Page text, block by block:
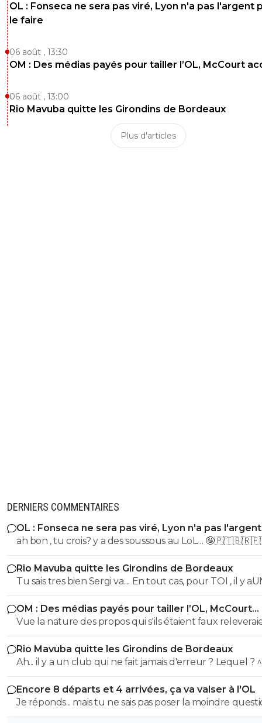
OL : Fonseca ne sera pas viré, Lyon n'a pas l'argent
le faire
06 août , 13:30
OM : Des médias payés pour tailler l’OL, McCourt
06 août , 13:00
Rio Mavuba quitte les Girondins de Bordeaux
Plus d'articles
DERNIERS COMMENTAIRES
OL : Fonseca ne sera pas viré, Lyon n'a pas
le faire
ah bon , tu crois? y a des soussous au LoL…
Rio Mavuba quitte les Girondins de Bordeaux
Tu sais tres bien Sergi va.... En tout cas, pour TOI , il y
SEUL CLUB qui est parfait... Et qui QUOI QU IL ARRIVE
sera JMAIS critiqué par toi..... Tu te rends compte que
seul a defendre mordicus le mec qui a faillit couler
mon pauvre vieux fou... tu t'en rends compte au
OM : Des médias payés pour tailler l’OL, McCourt
accusé
Vue la nature des propos qui s'ils étaient faux
la diffamation, je penses que c'est bien documenté et
Rio Mavuba quitte les Girondins de Bordeaux
Ah... il y a un club qui ne fait jamais d'erreur ? Lequel ?
Encore 8 départs et 4 arrivées, ça va valser à l'OL
Je réponds... mais tu ne sais pas poser la moindre